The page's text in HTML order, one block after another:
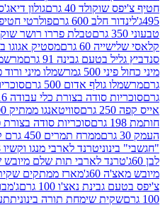
40 גרם
גולון דיאג'סטיב תפוז 280ג'
600 גרם
פולרטי חטיפי קרח 400 מ"ל ורוד
טבלת פררו רושר שוקולד מריר 70% 90 גרם
60 גרם
מסטיק אגוגו בטעם פירות 40 יחידות 330 גרם
גבינה 91 גרם
מרשמלו כובע כחול לבן
ג
מרשמלו מיני ורוד פיני 500 ג
אדום 500 גרם
בצורת כלי עבודה 216 גרם
סוויטאנגו ממתיק 700 גרם
סוכריות סודה בצורת פיצה 180 גרם
ממרח תמרים 450 גרם קליית גת
טרנד לארבי מנגו וקשיו 28ג'
טרנד
לארבי תות שלם מיובש שוקו 60ג'
מארז ממתקים שקית הפתעה
נאצ'ו 100 גרם
ג'מבו טורטילה
שימחת תורה בינוניתתערובת להכנת